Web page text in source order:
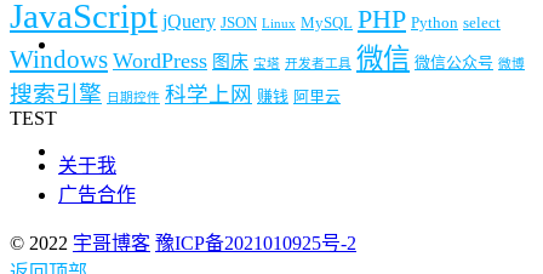
JavaScript jQuery JSON Linux MySQL PHP Python select
Windows WordPress 图床 宝塔 开发者工具 微信 微信公众号 微博
搜索引擎 日期控件 科学上网 赚钱 阿里云
TEST
关于我
广告合作
© 2022 宇哥博客 豫ICP备2021010925号-2